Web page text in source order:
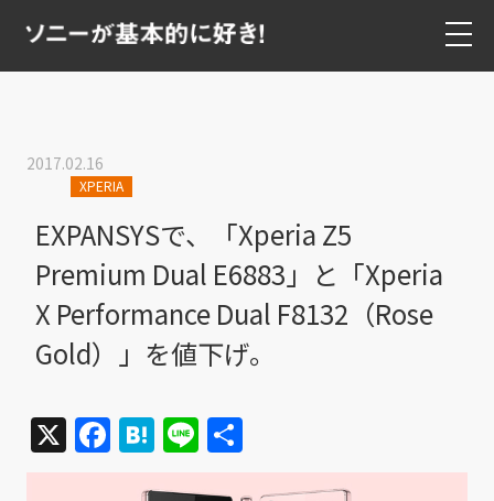
2017.02.16
XPERIA
EXPANSYSで、「Xperia Z5
Premium Dual E6883」と「Xperia
X Performance Dual F8132（Rose
Gold）」を値下げ。
X Facebook
Hatena
Line
有